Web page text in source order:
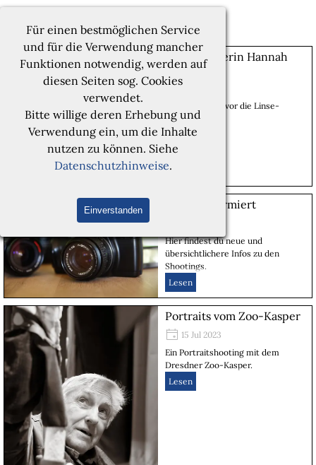
Für einen bestmöglichen Service
und für die Verwendung mancher
Funktionen notwendig, werden auf
diesen Seiten sog. Cookies
verwendet.
Bitte willige deren Erhebung und
Verwendung ein, um die Inhalte
nutzen zu können. Siehe
Datenschutzhinweise.
Einverstanden
Direkt zum Seiteninhalt
Marco Vollmann | FOTOGRAFIE
Schauspielerin Hannah
Jaitner
12 Nov 2023
Von der Bühne vor die Linse-
Hannah Jaitner
Lesen
besser informiert
Hier findest du neue und
übersichtlichere Infos zu den
Shootings.
Lesen
Portraits vom Zoo-Kasper
15 Jul 2023
Ein Portraitshooting mit dem
Dresdner Zoo-Kasper.
Lesen